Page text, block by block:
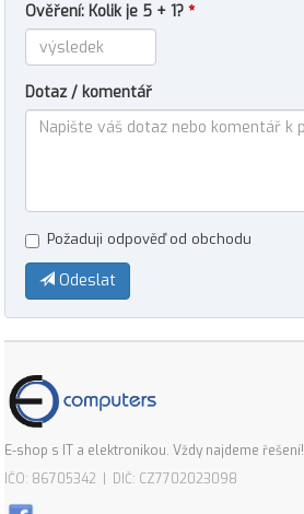
Ověření: Kolik je 5 + 1? *
Dotaz / komentář
Požaduji odpověď od obchodu
Odeslat
E-shop s IT a elektronikou. Vždy najdeme řešení!
IČO: 86705342 | DIČ: CZ7702023098